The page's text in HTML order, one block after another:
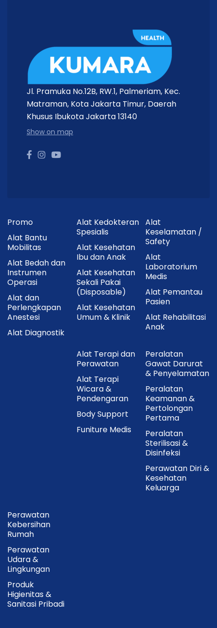
Jl. Pramuka No.12B, RW.1, Palmeriam, Kec.
Matraman, Kota Jakarta Timur, Daerah
Khusus Ibukota Jakarta 13140
Show on map
Promo
Alat Bantu
Mobilitas
Alat Bedah dan
Instrumen
Operasi
Alat dan
Perlengkapan
Anestesi
Alat Diagnostik
Alat Kedokteran
Spesialis
Alat Kesehatan
Ibu dan Anak
Alat Kesehatan
Sekali Pakai
(Disposable)
Alat Kesehatan
Umum & Klinik
Alat
Keselamatan /
Safety
Alat
Laboratorium
Medis
Alat Pemantau
Pasien
Alat Rehabilitasi
Anak
Alat Terapi dan
Perawatan
Alat Terapi
Wicara &
Pendengaran
Body Support
Funiture Medis
Peralatan
Gawat Darurat
& Penyelamatan
Peralatan
Keamanan &
Pertolongan
Pertama
Peralatan
Sterilisasi &
Disinfeksi
Perawatan Diri &
Kesehatan
Keluarga
Perawatan
Kebersihan
Rumah
Perawatan
Udara &
Lingkungan
Produk
Higienitas &
Sanitasi Pribadi